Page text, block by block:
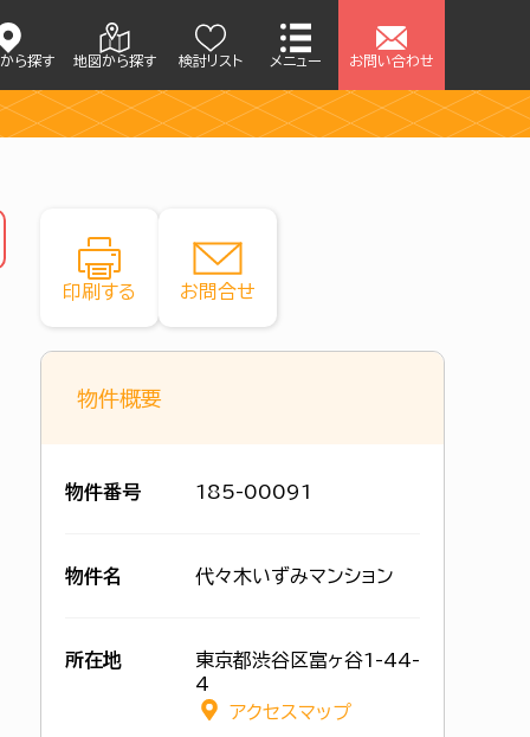
ら探す 地図から探す 検討リスト メニュー お問い合わせ
印刷する お問合せ
物件概要
物件番号 185-00091
物件名 代々木いずみマンション
所在地
東京都渋谷区富ヶ谷1-44-
4
アクセスマップ